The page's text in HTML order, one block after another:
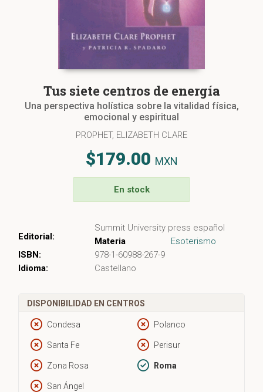
Tus siete centros de energía
Una perspectiva holística sobre la vitalidad física,
emocional y espiritual
PROPHET, ELIZABETH CLARE
$179.00 MXN
En stock
Editorial:
Summit University press español
Materia
Esoterismo
ISBN:
978-1-60988-267-9
Idioma:
Castellano
DISPONIBILIDAD EN CENTROS
Condesa Polanco
Santa Fe Perisur
Zona Rosa Roma
San Ángel